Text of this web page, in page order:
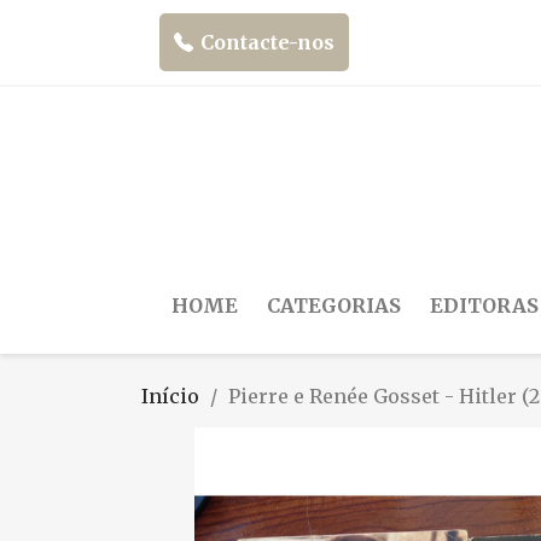
Contacte-nos
HOME CATEGORIAS EDITORAS
Início Pierre e Renée Gosset - Hitler